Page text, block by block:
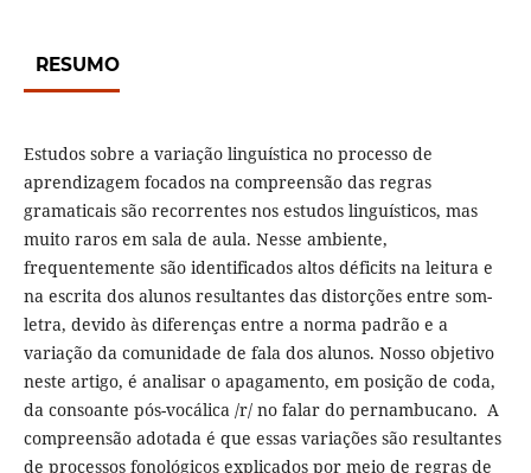
RESUMO
Estudos sobre a variação linguística no processo de
aprendizagem focados na compreensão das regras
gramaticais são recorrentes nos estudos linguísticos, mas
muito raros em sala de aula. Nesse ambiente,
frequentemente são identificados altos déficits na leitura e
na escrita dos alunos resultantes das distorções entre som-
letra, devido às diferenças entre a norma padrão e a
variação da comunidade de fala dos alunos. Nosso objetivo
neste artigo, é analisar o apagamento, em posição de coda,
da consoante pós-vocálica /r/ no falar do pernambucano. A
compreensão adotada é que essas variações são resultantes
de processos fonológicos explicados por meio de regras de